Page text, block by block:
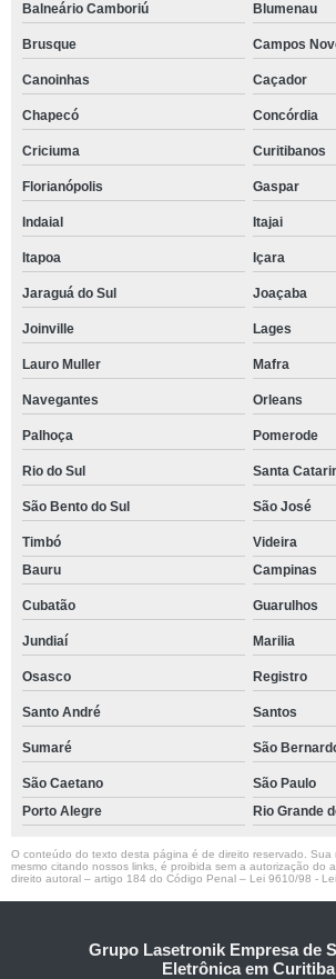
Balneário Camboriú
Blumenau
Brusque Campos
Canoinhas Caçador
Chapecó Concórdia
Criciuma Curitibanos
Florianópolis Gaspar
Indaial Itajai
Itapoa Içara
Jaraguá do Sul Joaçaba
Joinville Lages
Lauro Muller Mafra
Navegantes Orleans
Palhoça Pomerode
Rio do Sul Santa
São Bento do Sul São José
Timbó
Videira
Bauru
Campinas
Cubatão Guarulhos
Jundiaí Marilia
Osasco Registro
Santo André Santos
Sumaré São
São Caetano
São Paulo
Porto Alegre
Rio Grande
O conteúdo do texto desta página é de direito reservado. Sua
mesmo citando nossos links, é proibida sem a autorização do
direito autoral – artigo 184 do Código Penal – Lei 9610/98 -
Grupo Lasetronik Empresa de
Eletrônica em Curitiba